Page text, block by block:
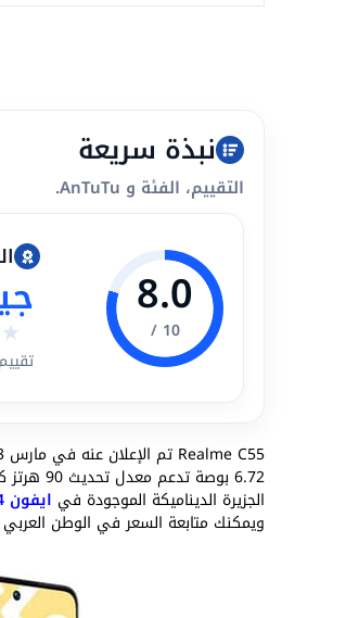
نبذة سريعة
التقييم، الفئة و AnTuTu.
8.0
10 /
★
Realme C55 تم الإعلان عنه في مارس 2023 بعد شهر واحد من تقديم ر
الجزيرة الديناميكة الموجودة في ايفون 14 برو
ويمكنك متابعة السعر في الوطن